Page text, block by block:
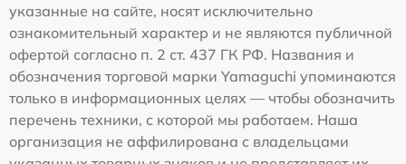
указанные на сайте, носят исключительно
ознакомительный характер и не являются публичной
офертой согласно п. 2 ст. 437 ГК РФ. Названия и
обозначения торговой марки Yamaguchi упоминаются
только в информационных целях — чтобы обозначить
перечень техники, с которой мы работаем. Наша
организация не аффилирована с владельцами